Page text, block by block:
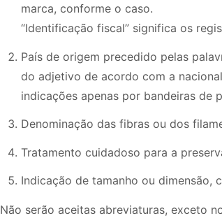
marca, conforme o caso.
“Identificação fiscal” significa os
País de origem precedido pelas
do adjetivo de acordo com a
indicações apenas por bandeiras de
Denominação das fibras ou dos
Tratamento cuidadoso para a
Indicação de tamanho ou dimensão,
Não serão aceitas abreviaturas, exceto